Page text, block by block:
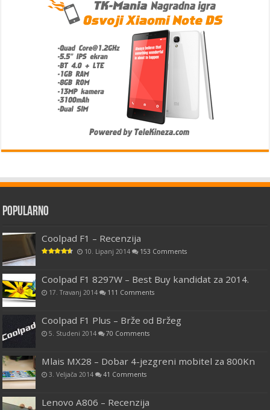
Popularno
Coolpad F1 – Recenzija
10. Lipanj 2014 153 Comments
Coolpad F1 8297W – Best Buy kandidat za 2014.
17. Travanj 2014 111 Comments
Coolpad F1 Plus – Brže od Bržeg
5. Studeni 2014 70 Comments
Mlais MX28 – Dobar 4-jezgreni mobitel za 800Kn
3. Veljača 2014 41 Comments
Lenovo A806 – Recenzija